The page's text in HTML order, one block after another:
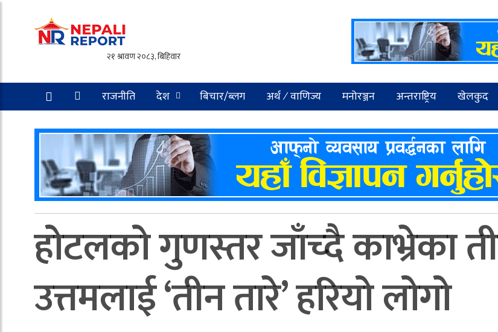
राजनीति देश बिचार/ब्लग अर्थ ⁄ वाणिज्य मनोरञ्जन अन्तराष्ट्रिय
खेलकुद
सूचना-प्रविधि
होटलको गुणस्तर जाँच्दै काभ्रेका
उत्तमलाई ‘तीन तारे’ हरियो लोगो